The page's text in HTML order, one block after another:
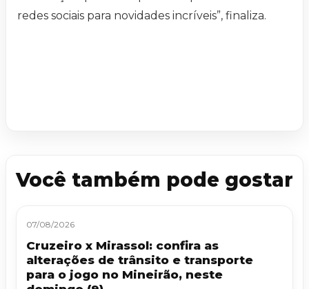
redes sociais para novidades incríveis”, finaliza.
Você também pode gostar
07/08/2026
Cruzeiro x Mirassol: confira as
alterações de trânsito e transporte
para o jogo no Mineirão, neste